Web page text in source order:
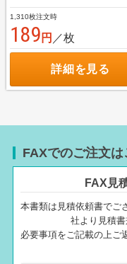
1,310枚注文時
189 円 ／枚
詳細を見る
FAXでのご注文は
FAX見
本書類は見積依頼書でご
社より見積
必要事項をご記載の上ご